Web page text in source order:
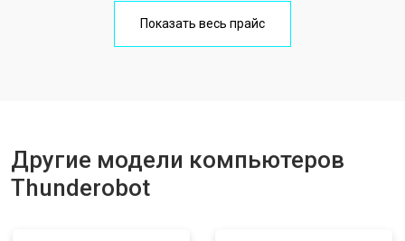
Показать весь прайс
Другие модели компьютеров
Thunderobot